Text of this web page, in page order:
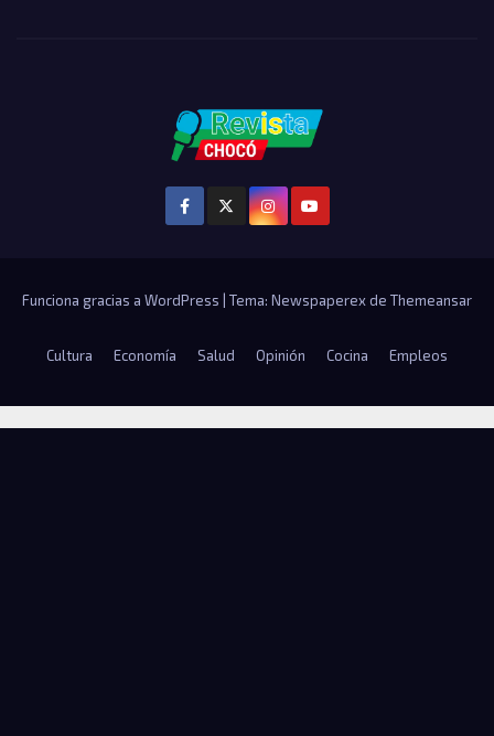
Funciona gracias a WordPress | Tema: Newspaperex de Themeansar
Cultura Economía Salud Opinión Cocina Empleos